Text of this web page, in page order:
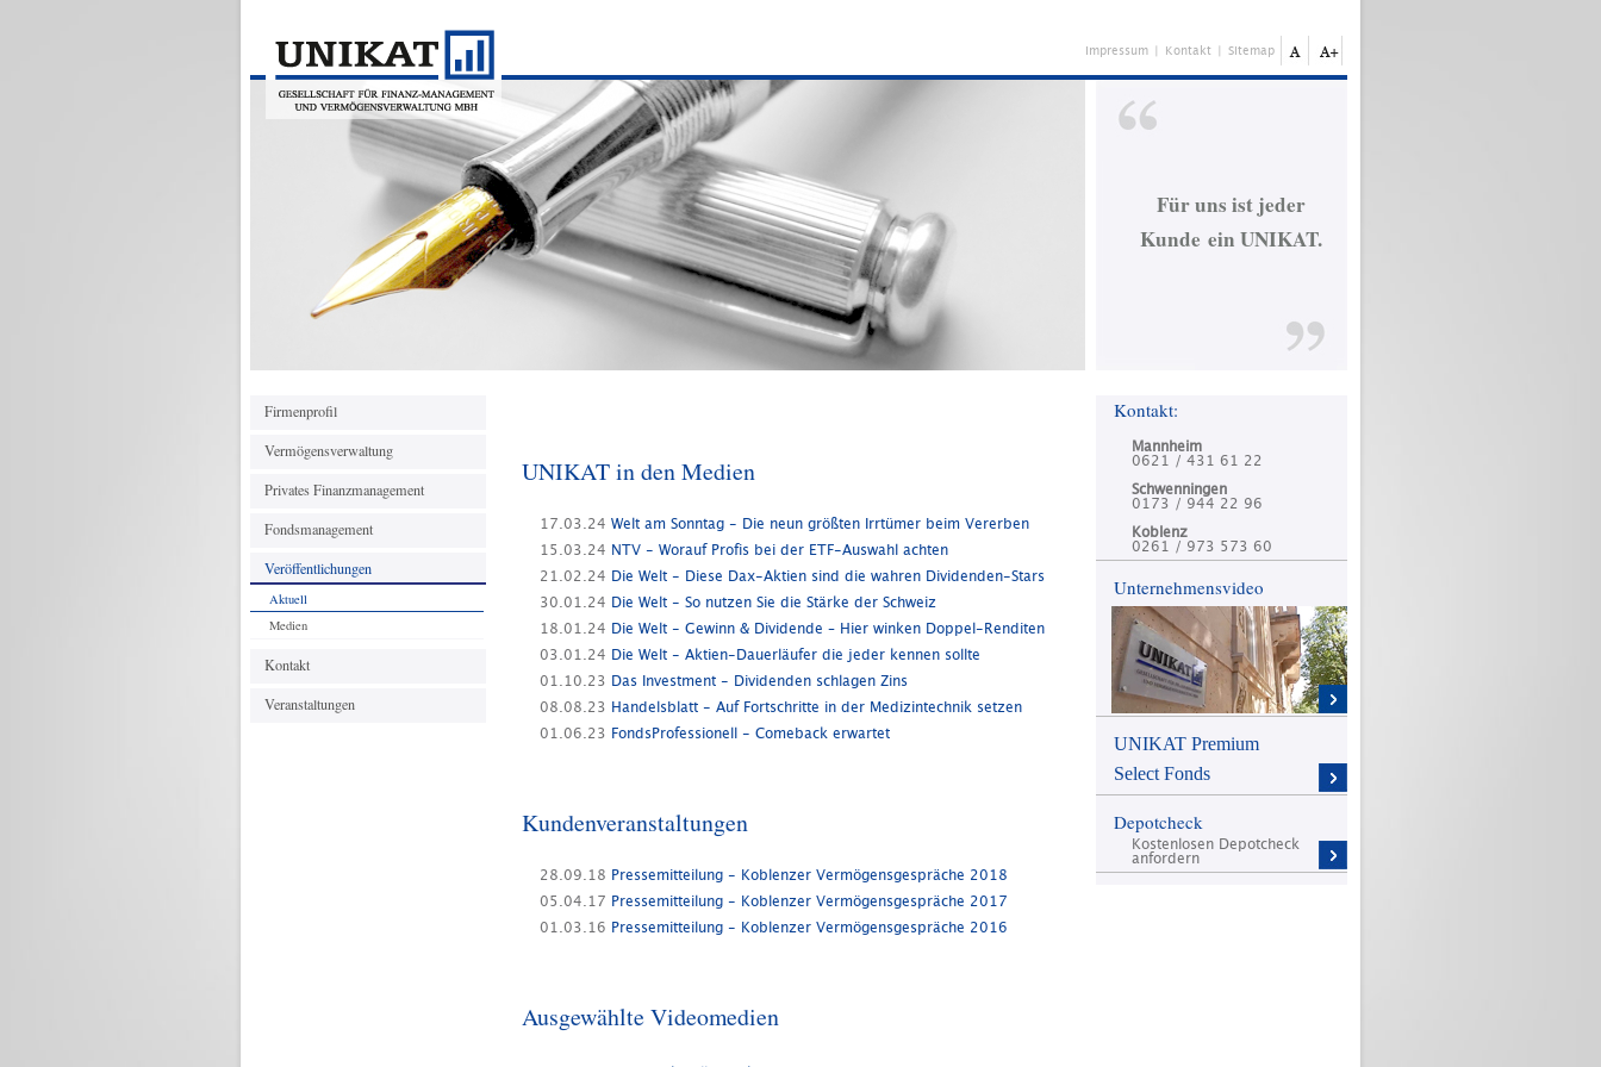
Impressum Kontakt Sitemap
Für uns ist jeder
Kunde ein UNIKAT.
Firmenprofil
Vermögensverwaltung
Privates Finanzmanagement
Fondsmanagement
Veröffentlichungen
Aktuell
Medien
Kontakt
Veranstaltungen
UNIKAT in den Medien
17.03.24 Welt am Sonntag - Die neun größten Irrtümer beim Vererben
15.03.24 NTV - Worauf Profis bei der ETF-Auswahl achten
21.02.24 Die Welt - Diese Dax-Aktien sind die wahren Dividenden-Stars
30.01.24 Die Welt - So nutzen Sie die Stärke der Schweiz
18.01.24 Die Welt - Gewinn & Dividende – Hier winken Doppel-Renditen
03.01.24 Die Welt - Aktien-Dauerläufer die jeder kennen sollte
01.10.23 Das Investment - Dividenden schlagen Zins
08.08.23 Handelsblatt - Auf Fortschritte in der Medizintechnik setzen
01.06.23 FondsProfessionell - Comeback erwartet
Kundenveranstaltungen
28.09.18 Pressemitteilung - Koblenzer Vermögensgespräche 2018
05.04.17 Pressemitteilung - Koblenzer Vermögensgespräche 2017
01.03.16 Pressemitteilung - Koblenzer Vermögensgespräche 2016
Ausgewählte Videomedien
Kontakt:
Mannheim
0621 / 431 61 22
Schwenningen
0173 / 944 22 96
Koblenz
0261 / 973 573 60
Unternehmensvideo
UNIKAT Premium
Select Fonds
Depotcheck
Kostenlosen Depotcheck
anfordern